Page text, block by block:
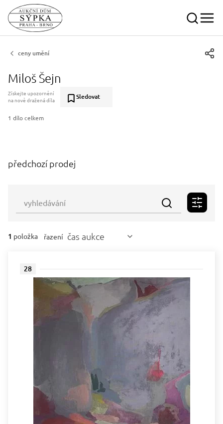
ceny umění
Miloš Šejn
Získejte upozornění
na nově dražená díla
Sledovat
1 dílo celkem
předchozí prodej
1 položka řazení čas aukce
28